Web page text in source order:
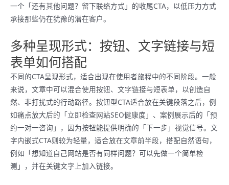
一个「还有其他问题？留下联络方式」的收尾CTA，以低压力方式
承接那些仍在犹豫的潜在客户。
多种呈现形式：按钮、文字链接与短
表单如何搭配
不同的CTA呈现形式，适合出现在使用者旅程中的不同阶段。一般
来说，文章中可以混合使用按钮、文字链接与短表单，以创造自
然、非打扰式的行动路径。按钮型CTA适合放在关键段落之后，例
如痛点放大后的「立即检查网站SEO健康度」、案例展示后的「预
约一对一咨询」，因为按钮能提供明确的「下一步」视觉信号。文
字内嵌式CTA则较为轻量，适合放在文章前半段，搭配自然语句，
例如「想知道自己网站是否有同样问题？可以先做一个简单检
测」，并在关键文字上加入链接。